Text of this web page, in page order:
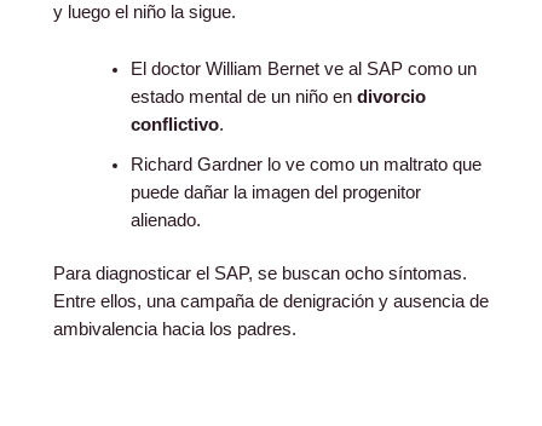
y luego el niño la sigue.
El doctor William Bernet ve al SAP como un
estado mental de un niño en divorcio
conflictivo.
Richard Gardner lo ve como un maltrato que
puede dañar la imagen del progenitor
alienado.
Para diagnosticar el SAP, se buscan ocho síntomas.
Entre ellos, una campaña de denigración y ausencia de
ambivalencia hacia los padres.